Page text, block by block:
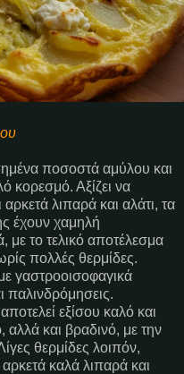
ποσοστά αμύλου και
κορεσμό. Αξίζει να
λιπαρά και αλάτι, τα
έχουν χαμηλή
με το τελικό αποτέλεσμα
πολλές θερμίδες.
γαστροοισοφαγικά
παλινδρόμησεις.
εξίσου καλό και
αλλά και βραδινό, με την
θερμίδες λοιπόν,
καλά λιπαρά και